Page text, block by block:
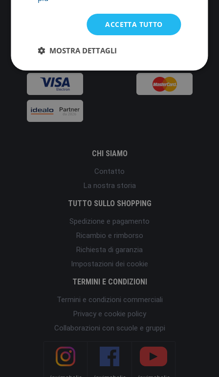
Oltre 12.000 non possono sbagliare.
Youtube, Facebook Instagram!
CHI SIAMO
Contatto
La nostra storia
TUTTO SULLO SHOPPING
Spedizione e pagamento
Ricambio e rimborso
Richiesta di garanzia
Impostazioni dei cookie
TERMINI E CONDIZIONI
Termini e condizioni commerciali
Privacy e cookie policy
Collaborazioni con scuole e gruppi
ACCETTA TUTTO
MOSTRA DETTAGLI